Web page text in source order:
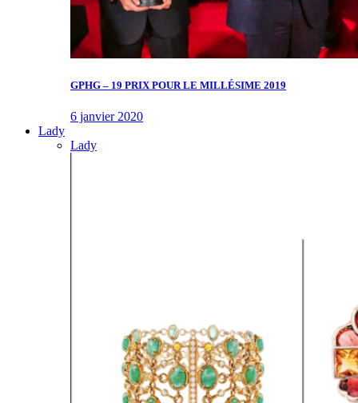
GPHG – 19 PRIX POUR LE MILLÉSIME 2019
6 janvier 2020
Lady
Lady